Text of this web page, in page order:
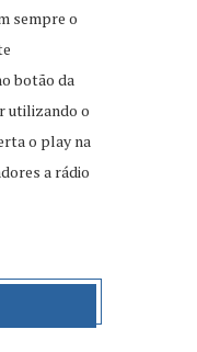
sempre o
botão da
utilizando o
o play na
a rádio